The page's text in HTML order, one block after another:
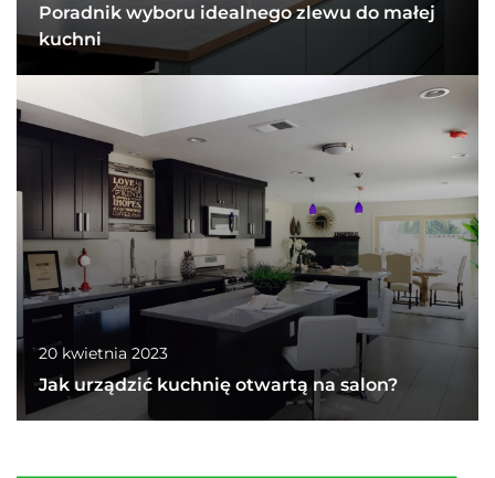
Poradnik wyboru idealnego zlewu do małej
kuchni
20 kwietnia 2023
Jak urządzić kuchnię otwartą na salon?